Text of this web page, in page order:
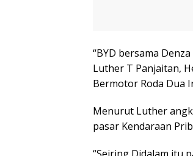
“BYD bersama
Luther T Panjaitan,
Bermotor Roda Dua
Menurut Luther
pasar Kendaraan